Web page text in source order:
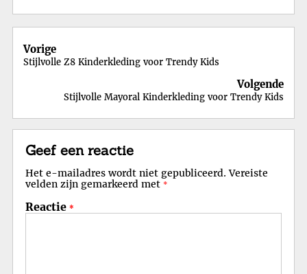
Berichtnavigatie
Vorige
Stijlvolle Z8 Kinderkleding voor Trendy Kids
Volgende
Stijlvolle Mayoral Kinderkleding voor Trendy Kids
Geef een reactie
Het e-mailadres wordt niet gepubliceerd. Vereiste
velden zijn gemarkeerd met *
Reactie *